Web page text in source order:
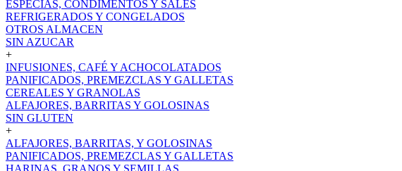
ESPECIAS, CONDIMENTOS Y SALES
REFRIGERADOS Y CONGELADOS
OTROS ALMACEN
SIN AZUCAR
+
INFUSIONES, CAFÉ Y ACHOCOLATADOS
PANIFICADOS, PREMEZCLAS Y GALLETAS
CEREALES Y GRANOLAS
ALFAJORES, BARRITAS Y GOLOSINAS
SIN GLUTEN
+
ALFAJORES, BARRITAS, Y GOLOSINAS
PANIFICADOS, PREMEZCLAS Y GALLETAS
HARINAS, GRANOS Y SEMILLAS